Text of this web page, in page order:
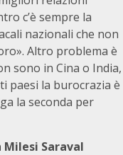
c’è sempre la
nazionali che non
Altro problema è
sono in Cina o India,
paesi la burocrazia è
la seconda per
Milesi Saraval